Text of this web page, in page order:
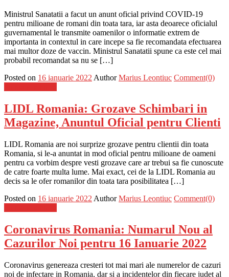
Ministrul Sanatatii a facut un anunt oficial privind COVID-19
pentru milioane de romani din toata tara, iar asta deoarece oficialul
guvernamental le transmite oamenilor o informatie extrem de
importanta in contextul in care incepe sa fie recomandata efectuarea
mai multor doze de vaccin. Ministrul Sanatatii spune ca este cel mai
probabil recomandat sa nu se […]
Posted on 16 ianuarie 2022 Author Marius Leontiuc Comment(0)
LIDL Romania: Grozave Schimbari in
Magazine, Anuntul Oficial pentru Clienti
LIDL Romania are noi surprize grozave pentru clientii din toata
Romania, si le-a anuntat in mod oficial pentru milioane de oameni
pentru ca vorbim despre vesti grozave care ar trebui sa fie cunoscute
de catre foarte multa lume. Mai exact, cei de la LIDL Romania au
decis sa le ofer romanilor din toata tara posibilitatea […]
Posted on 16 ianuarie 2022 Author Marius Leontiuc Comment(0)
Coronavirus Romania: Numarul Nou al
Cazurilor Noi pentru 16 Ianuarie 2022
Coronavirus genereaza cresteri tot mai mari ale numerelor de cazuri
noi de infectare in Romania, dar si a incidentelor din fiecare judet al